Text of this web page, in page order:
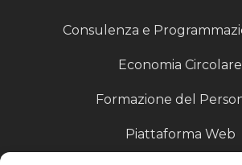
Consulenza e
Economia Circolare
Formazione del
Piattaforma Web